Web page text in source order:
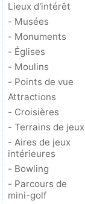
Lieux d'intérêt
- Musées
- Monuments
- Églises
- Moulins
- Points de vue
Attractions
- Croisières
- Terrains de jeux
- Aires de jeux
intérieures
- Bowling
- Parcours de
mini-golf